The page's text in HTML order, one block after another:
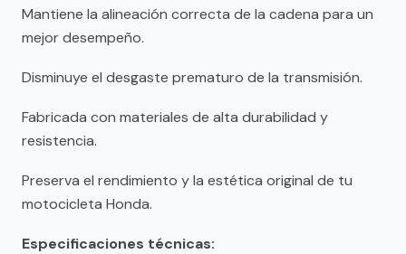
Mantiene la alineación correcta de la cadena para un
mejor desempeño.
Disminuye el desgaste prematuro de la transmisión.
Fabricada con materiales de alta durabilidad y
resistencia.
Preserva el rendimiento y la estética original de tu
motocicleta Honda.
Especificaciones técnicas: